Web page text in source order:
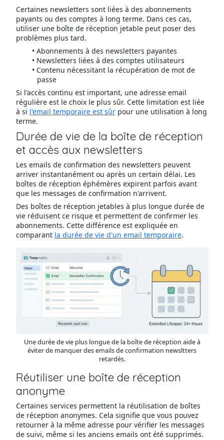
Certaines newsletters sont liées à des abonnements
payants ou des comptes à long terme. Dans ces cas,
utiliser une boîte de réception jetable peut poser des
problèmes plus tard.
Abonnements à des newsletters payantes
Newsletters liées à des comptes utilisateurs
Contenu nécessitant la récupération de mot de
passe
Si l'accès continu est important, une adresse email
régulière est le choix le plus sûr. Cette limitation est liée
à si l'email temporaire est sûrpour une utilisation à long
terme.
Durée de vie de la boîte de réception
et accès aux newsletters
Les emails de confirmation des newsletters peuvent
arriver instantanément ou après un certain délai. Les
boîtes de réception éphémères expirent parfois avant
que les messages de confirmation n'arrivent.
Des boîtes de réception jetables à plus longue durée de
vie réduisent ce risque et permettent de confirmer les
abonnements. Cette différence est expliquée en
comparant la durée de vie d'un email temporaire.
Une durée de vie plus longue de la boîte de réception aide à
éviter de manquer des emails de confirmation newsltters
retardés.
Réutiliser une boîte de réception
anonyme
Certaines services permettent la réutilisation de boîtes
de réception anonymes. Cela signifie que vous pouvez
retourner à la même adresse pour vérifier les messages
de suivi, même si les anciens emails ont été supprimés.